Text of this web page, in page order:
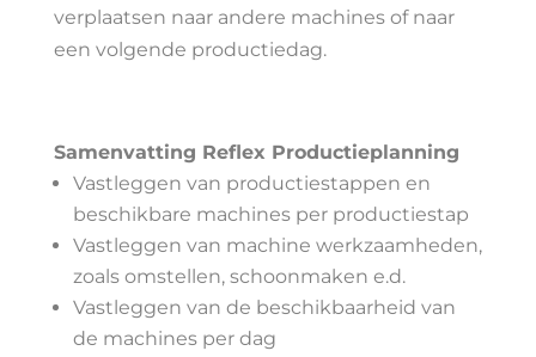
verplaatsen naar andere machines of naar
een volgende productiedag.
Samenvatting Reflex Productieplanning
Vastleggen van productiestappen en
beschikbare machines per productiestap
Vastleggen van machine werkzaamheden,
zoals omstellen, schoonmaken e.d.
Vastleggen van de beschikbaarheid van
de machines per dag